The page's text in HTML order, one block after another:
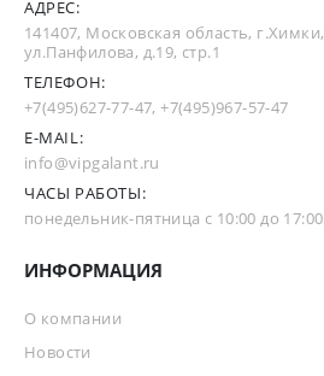
АДРЕС:
141407, Московская область, г.Химки,
ул.Панфилова, д.19, стр.1
ТЕЛЕФОН:
+7(495)627-77-47,+7(495)967-57-47
E-MAIL:
info@vipgalant.ru
ЧАСЫ РАБОТЫ:
понедельник-пятница с 10:00 до 17:00
ИНФОРМАЦИЯ
О компании
Новости